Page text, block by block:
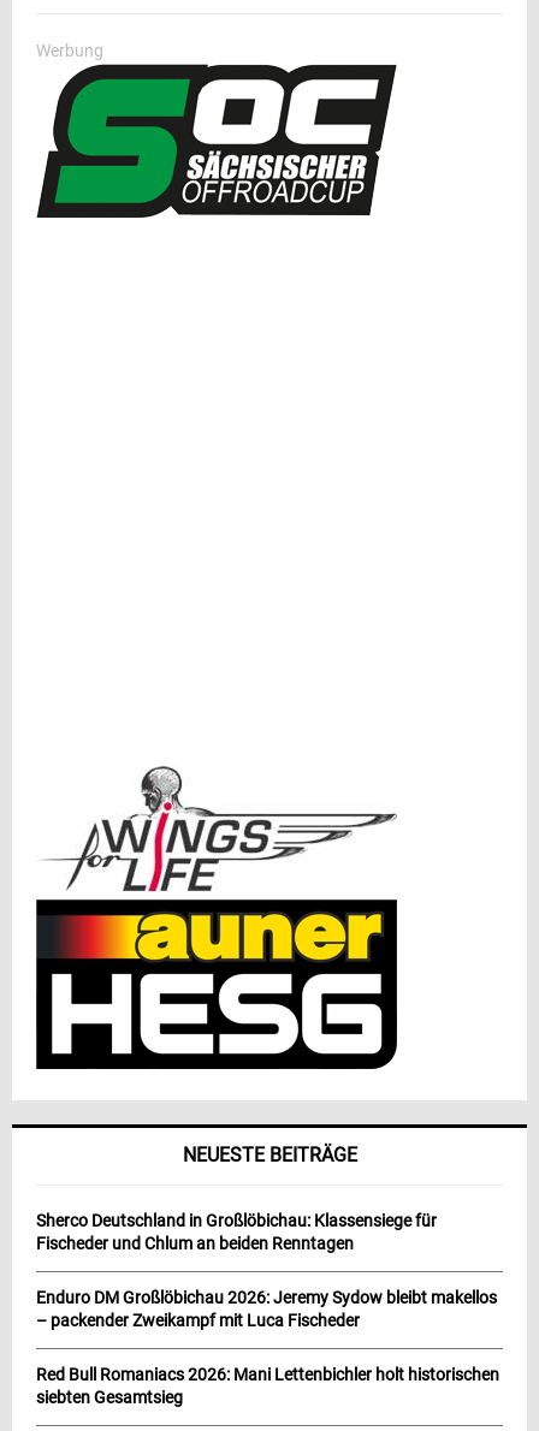
Werbung
NEUESTE BEITRÄGE
Sherco Deutschland in Großlöbichau: Klassensiege für
Fischeder und Chlum an beiden Renntagen
Enduro DM Großlöbichau 2026: Jeremy Sydow bleibt makellos
– packender Zweikampf mit Luca Fischeder
Red Bull Romaniacs 2026: Mani Lettenbichler holt historischen
siebten Gesamtsieg